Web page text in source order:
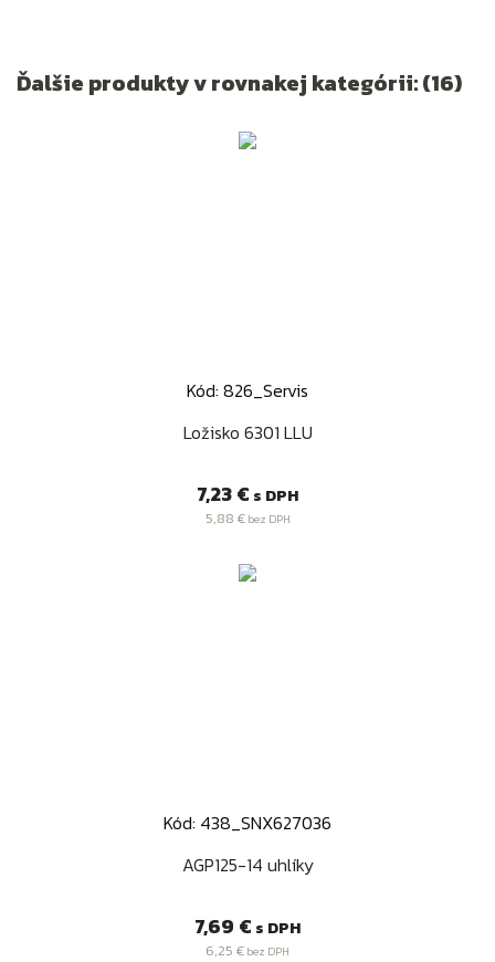
Ďalšie produkty v rovnakej kategórii: (16)
Kód: 826_Servis
Ložisko 6301 LLU
Cena
7,23 € s DPH
5,88 €bez DPH
Kód: 438_SNX627036
AGP125-14 uhlíky
Cena
7,69 € s DPH
6,25 € bez DPH